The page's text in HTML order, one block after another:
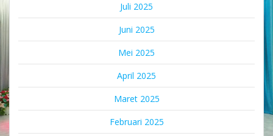
Juli 2025
Juni 2025
Mei 2025
April 2025
Maret 2025
Februari 2025